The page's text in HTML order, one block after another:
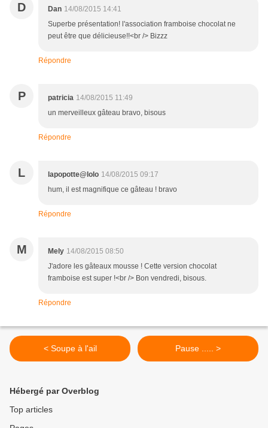
D Dan 14/08/2015 14:41
Superbe présentation! l'association framboise chocolat ne
peut être que délicieuse!!<br /> Bizzz
Répondre
P patricia 14/08/2015 11:49
un merveilleux gâteau bravo, bisous
Répondre
L lapopotte@lolo 14/08/2015 09:17
hum, il est magnifique ce gâteau ! bravo
Répondre
M Mely 14/08/2015 08:50
J'adore les gâteaux mousse ! Cette version chocolat
framboise est super !<br /> Bon vendredi, bisous.
Répondre
< Soupe à l'ail Pause ..... >
Hébergé par Overblog
Top articles